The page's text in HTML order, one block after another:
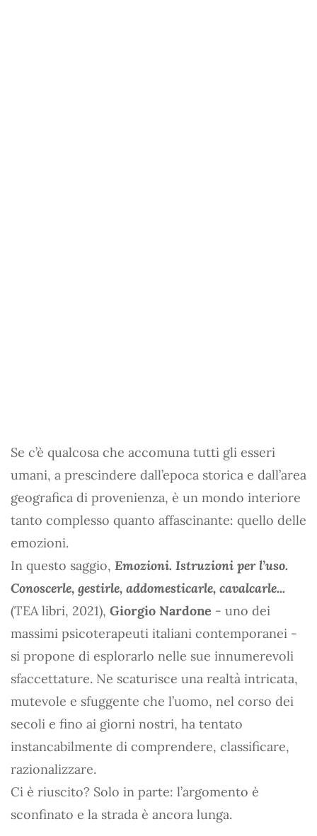
Se c’è qualcosa che accomuna tutti gli esseri
umani, a prescindere dall’epoca storica e dall’area
geografica di provenienza, è un mondo interiore
tanto complesso quanto affascinante: quello delle
emozioni.
In questo saggio, Emozioni. Istruzioni per l’uso.
Conoscerle, gestirle, addomesticarle, cavalcarle...
(TEA libri, 2021), Giorgio Nardone - uno dei
massimi psicoterapeuti italiani contemporanei -
si propone di esplorarlo nelle sue innumerevoli
sfaccettature. Ne scaturisce una realtà intricata,
mutevole e sfuggente che l’uomo, nel corso dei
secoli e fino ai giorni nostri, ha tentato
instancabilmente di comprendere, classificare,
razionalizzare.
Ci è riuscito? Solo in parte: l’argomento è
sconfinato e la strada è ancora lunga.